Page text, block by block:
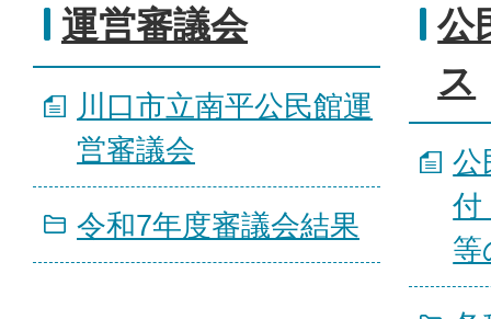
運営審議会
川口市立南平公民館運
営審議会
令和7年度審議会結果
公
ス
公
付
等